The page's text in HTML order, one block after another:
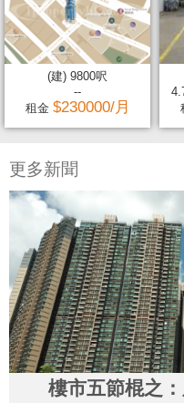
(建) 9800呎
--
租金 $230000/月
更多新聞
樓市五節棍之